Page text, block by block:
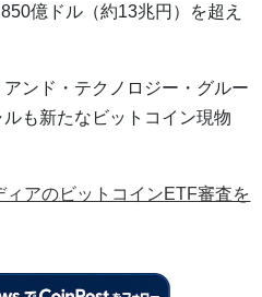
億ドル（約13兆円）を超え
ンド・テクノロジー・グルー
も新たなビットコイン現物
アのビットコインETF審査を